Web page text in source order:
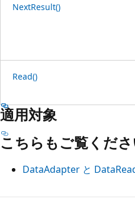
NextResult()
Read()
適用対象
こちらもご覧くだ
DataAdapter と